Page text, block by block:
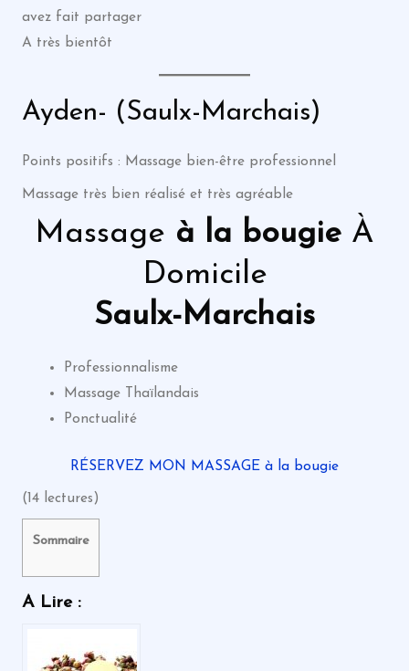
avez fait partager
A très bientôt
Ayden- (Saulx-Marchais)
Points positifs : Massage bien-être professionnel
Massage très bien réalisé et très agréable
Massage à la bougie À
Domicile
Saulx-Marchais
Professionnalisme
Massage Thaïlandais
Ponctualité
RÉSERVEZ MON MASSAGE à la bougie
(14 lectures)
Sommaire
A Lire :